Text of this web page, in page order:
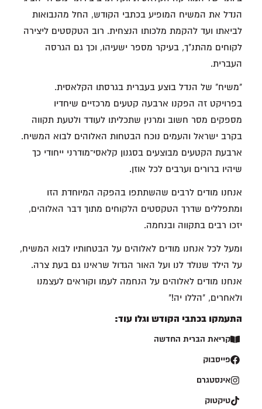
הנדל את המשיח המופיע בכתבי הקודש, החל מהנבואות
לביאתו ועד להקמת מלכותו הנצחית. רוב הטקסטים ליצירה
לקוחים מהתנ"ך, בעיקר מספר ישעיהו, וכך גם הגרסה
העברית.
"משיח" של הנדל בוצע בעברית בגרסתו הקלאסית.
בפרויקט זה הפקנו ארבעה קטעים מרכזיים שיחדיו
מספקים מסר חשוב ומרנין שתכליתו לעודד ולטעת תקווה
בקרב ישראל והעמים נוכח הבטחות האלוהים לבוא המשיח.
ארבעת הקטעים מבוצעים בסגנון קלאסי־מודרני ייחודי כך
שיהיו ברורים וערבים לכל אוזן.
אנחנו מודים לרבים שהשתתפו בהפקה המיוחדת הזו
ומתפללים שדרך הטקסטים הלקוחים מתוך דבר האלוהים,
יזכו רבים בתקווה ובנחמה.
ומעל לכל אנחנו מודים לאלוהים על הבטחותיו לבוא המשיח,
על הילד שנולד לנו ועל האור הגדול שראינו גם בעת צרה.
אנחנו מודים לאלוהים על הנחמה לעמו וקוראים לעצמנו
ולאחרים, "הללו יה!"
התעמקו בכתבי הקודש וגלו עוד:
קריאת הברית החדשה
פייסבוק
אינסטגרם
טיקטוק